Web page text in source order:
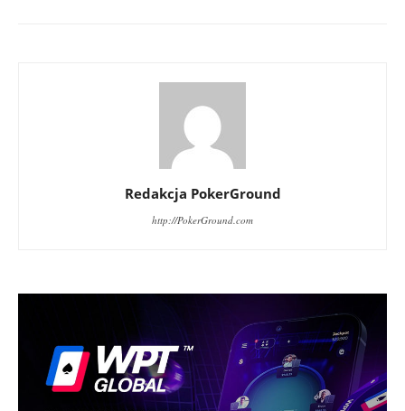
Redakcja PokerGround
http://PokerGround.com